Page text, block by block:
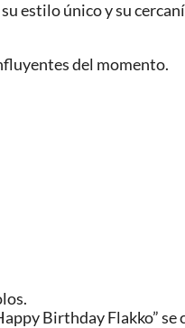
estilo único y su
del momento.
Birthday Flakko”